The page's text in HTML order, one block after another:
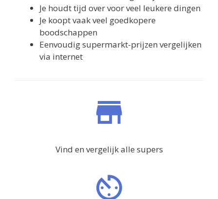
Je houdt tijd over voor veel leukere dingen
Je koopt vaak veel goedkopere
boodschappen
Eenvoudig supermarkt-prijzen vergelijken
via internet
Vind en vergelijk alle supers